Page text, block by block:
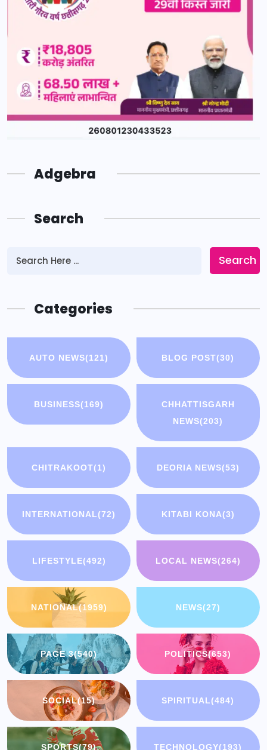
Adgebra
Search
Search
Categories
AUTO NEWS(121) BLOG POST(30)
BUSINESS(169)
CHHATTISGARH
NEWS(203)
CHITRAKOOT(1) DEORIA NEWS(53)
INTERNATIONAL(72) KITABI KONA(3)
LIFESTYLE(492) LOCAL NEWS(264)
NATIONAL(1959) NEWS(27)
PAGE 3(540) POLITICS(653)
SOCIAL(15) SPIRITUAL(484)
SPORTS(79) TECHNOLOGY(193)